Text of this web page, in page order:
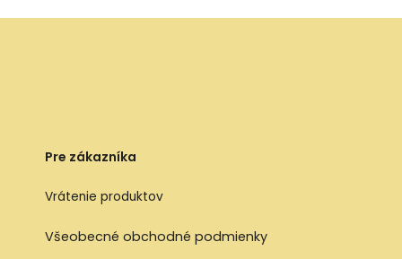
Pre zákazníka
Vrátenie produktov
Všeobecné obchodné podmienky